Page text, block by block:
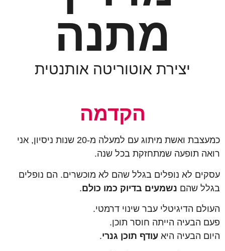
מתנה
יצירת אוטוריטה אותנטית
הקדמה
כמעצבת ואשת מיתוג עם למעלה מ-20 שנות ניסיון, אני
רואה תופעה שמתחזקת בכל שנה.
עסקים לא נופלים בגלל שהם לא מוכשרים. הם נופלים
בגלל שהם נשמעים בדיוק כמו כולם.
העולם הדיגיטלי עבר שינוי דרמטי.
פעם הבעיה הייתה חוסר תוכן.
היום הבעיה היא עודף תוכן גנרי.